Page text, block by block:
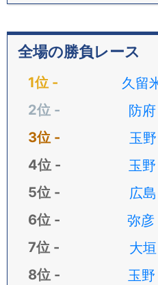
全場の勝負レース
久留
防
玉
玉
広
弥
大
玉